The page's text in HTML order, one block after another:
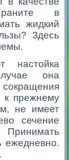
в
жидкий
Здесь
настойка
она
к прежнему
не имеет
сечение
ежедневно.